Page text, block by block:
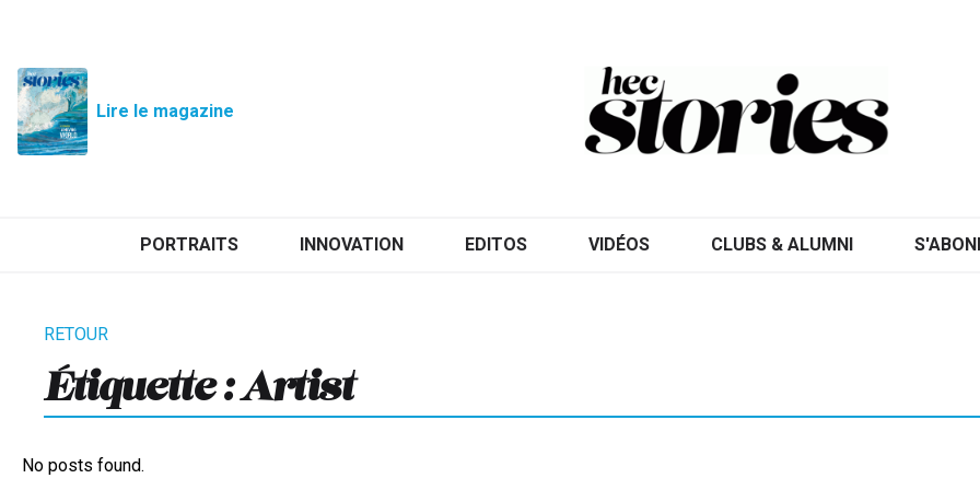
Lire le magazine
PORTRAITS INNOVATION EDITOS VIDÉOS CLUBS & ALUMNI
Étiquette : Artist
No posts found.